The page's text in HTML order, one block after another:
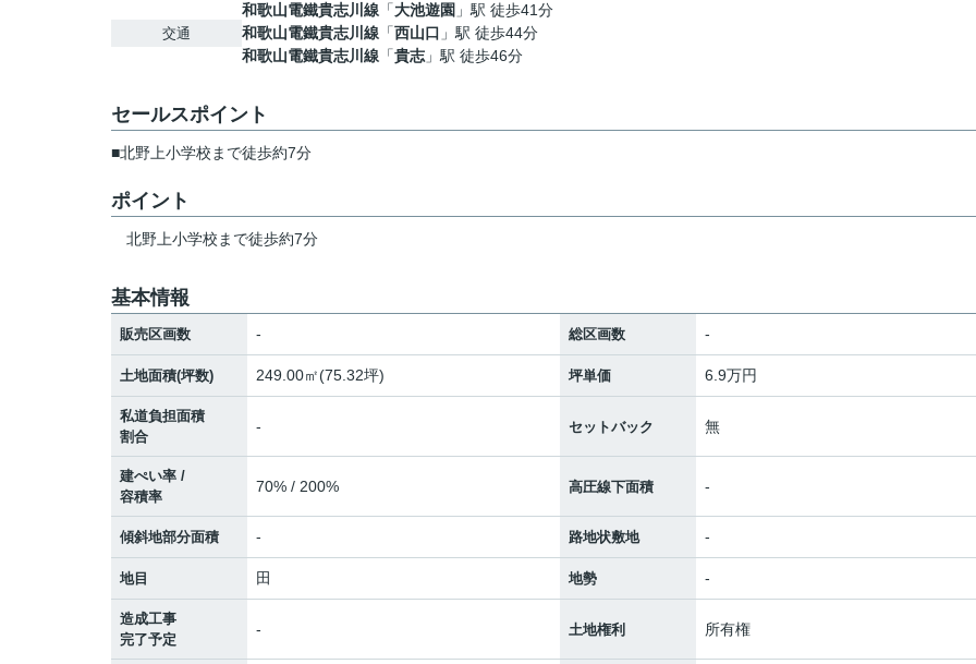
交通
和歌山電鐵貴志川線 「大池遊園 」駅 徒歩41分
和歌山電鐵貴志川線 「西山口 」駅 徒歩44分
和歌山電鐵貴志川線 「貴志 」駅 徒歩46分
セールスポイント
■北野上小学校まで徒歩約7分
ポイント
北野上小学校まで徒歩約7分
基本情報
販売区画数 - 総区画数 -
土地面積(坪数) 249.00㎡(75.32坪) 坪単価 6.9万円
私道負担面積
割合
- セットバック 無
建ぺい率 /
容積率
70% / 200% 高圧線下面積 -
傾斜地部分面積 - 路地状敷地 -
地目 田 地勢 -
造成工事
完了予定
- 土地権利 所有権